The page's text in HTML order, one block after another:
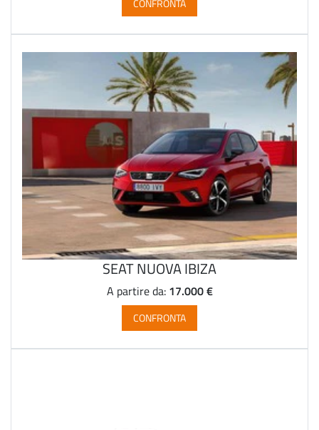
CONFRONTA
SEAT NUOVA IBIZA
A partire da: 17.000 €
CONFRONTA